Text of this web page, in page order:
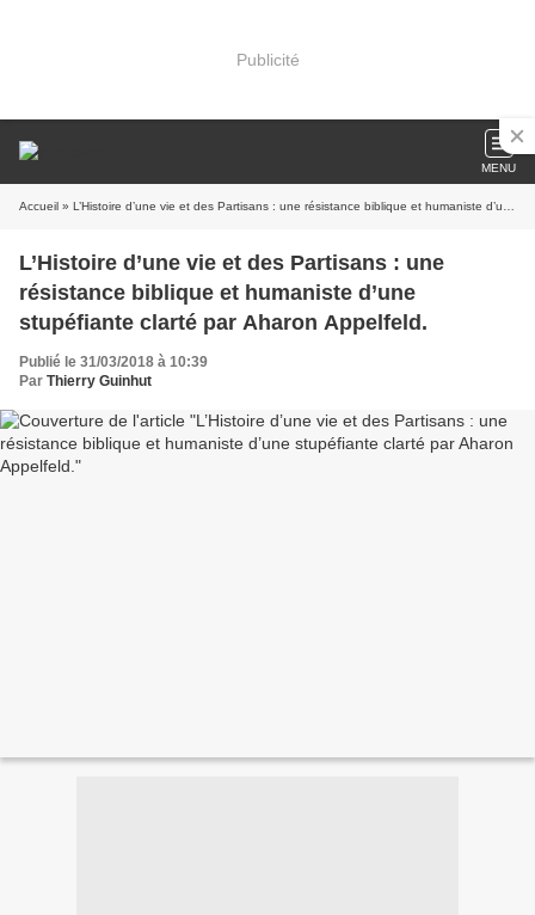
Publicité
MENU
Accueil » L’Histoire d’une vie et des Partisans : une résistance biblique et humaniste d’une stupéfiante clarté par Aharon Appelfeld.
L’Histoire d’une vie et des Partisans : une
résistance biblique et humaniste d’une
stupéfiante clarté par Aharon Appelfeld.
Publié le 31/03/2018 à 10:39
Par Thierry Guinhut